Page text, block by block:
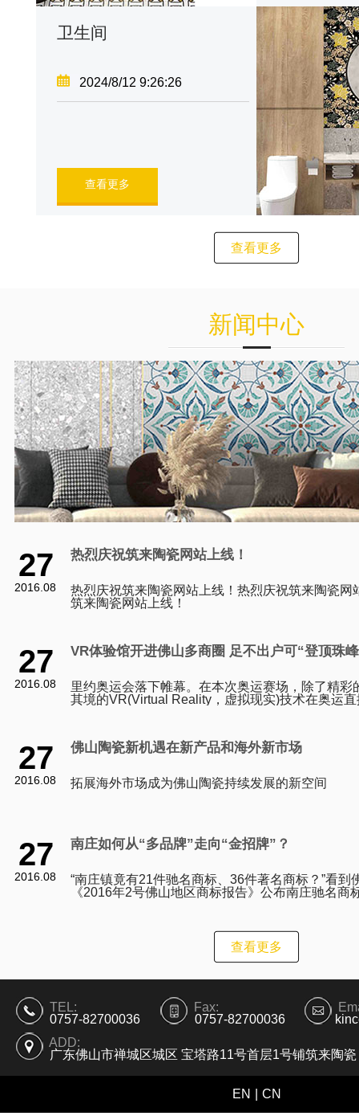
卫生间
2024/8/12 9:26:26
查看更多
查看更多
新闻中心
27
2016.08
热烈庆祝筑来陶瓷网站上线！
热烈庆祝筑来陶瓷网站上线！热烈庆祝筑来陶瓷网
筑来陶瓷网站上线！
27
2016.08
VR体验馆开进佛山多商圈 足不出户可“登顶珠
里约奥运会落下帷幕。在本次奥运赛场，除了精彩
其境的VR(Virtual Reality，虚拟现实)技术在奥运
27
2016.08
佛山陶瓷新机遇在新产品和海外新市场
拓展海外市场成为佛山陶瓷持续发展的新空间
27
2016.08
南庄如何从“多品牌”走向“金招牌”？
“南庄镇竟有21件驰名商标、36件著名商标？”看到
《2016年2号佛山地区商标报告》公布南庄驰名商
查看更多
TEL:
0757-82700036
Fax:
0757-82700036
ADD:
广东佛山市禅城区城区 宝塔路11号首层1号铺筑来陶瓷
EN CN